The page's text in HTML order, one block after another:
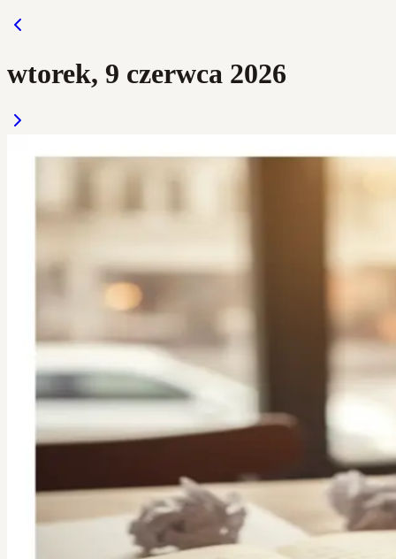
wtorek, 9 czerwca 2026